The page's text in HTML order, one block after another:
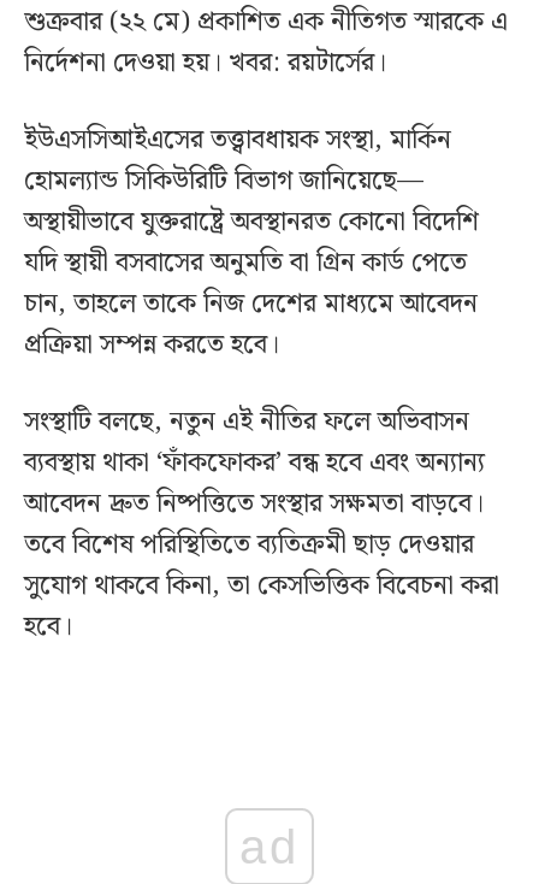
শুক্রবার (২২ মে) প্রকাশিত এক নীতিগত স্মারকে এ
নির্দেশনা দেওয়া হয়। খবর: রয়টার্সের।
ইউএসসিআইএসের তত্ত্বাবধায়ক সংস্থা, মার্কিন
হোমল্যান্ড সিকিউরিটি বিভাগ জানিয়েছে—
অস্থায়ীভাবে যুক্তরাষ্ট্রে অবস্থানরত কোনো বিদেশি
যদি স্থায়ী বসবাসের অনুমতি বা গ্রিন কার্ড পেতে
চান, তাহলে তাকে নিজ দেশের মাধ্যমে আবেদন
প্রক্রিয়া সম্পন্ন করতে হবে।
সংস্থাটি বলছে, নতুন এই নীতির ফলে অভিবাসন
ব্যবস্থায় থাকা ‘ফাঁকফোকর’ বন্ধ হবে এবং অন্যান্য
আবেদন দ্রুত নিষ্পত্তিতে সংস্থার সক্ষমতা বাড়বে।
তবে বিশেষ পরিস্থিতিতে ব্যতিক্রমী ছাড় দেওয়ার
সুযোগ থাকবে কিনা, তা কেসভিত্তিক বিবেচনা করা
হবে।
ad